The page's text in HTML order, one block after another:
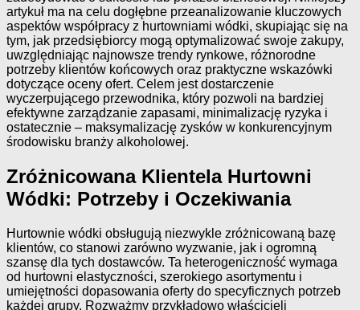
artykuł ma na celu dogłębne przeanalizowanie kluczowych
aspektów współpracy z hurtowniami wódki, skupiając się na
tym, jak przedsiębiorcy mogą optymalizować swoje zakupy,
uwzględniając najnowsze trendy rynkowe, różnorodne
potrzeby klientów końcowych oraz praktyczne wskazówki
dotyczące oceny ofert. Celem jest dostarczenie
wyczerpującego przewodnika, który pozwoli na bardziej
efektywne zarządzanie zapasami, minimalizację ryzyka i
ostatecznie – maksymalizację zysków w konkurencyjnym
środowisku branży alkoholowej.
Zróżnicowana Klientela Hurtowni
Wódki: Potrzeby i Oczekiwania
Hurtownie wódki obsługują niezwykle zróżnicowaną bazę
klientów, co stanowi zarówno wyzwanie, jak i ogromną
szansę dla tych dostawców. Ta heterogeniczność wymaga
od hurtowni elastyczności, szerokiego asortymentu i
umiejętności dopasowania oferty do specyficznych potrzeb
każdej grupy. Rozważmy przykładowo właścicieli